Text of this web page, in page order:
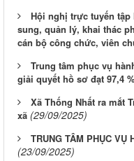
Hội nghị trực tuyến
sung, quản lý, khai thác
cán bộ công chức, viên
Trung tâm phục vụ
giải quyết hồ sơ đạt 97,4
Xã Thống Nhất ra mắt
xã (29/09/2025)
TRUNG TÂM PHỤC VỤ
(23/09/2025)